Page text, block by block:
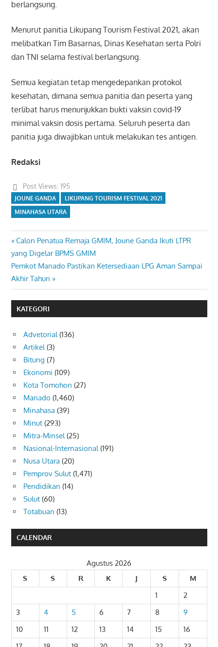
berlangsung.
Menurut panitia Likupang Tourism Festival 2021, akan
melibatkan Tim Basarnas, Dinas Kesehatan serta Polri
dan TNI selama festival berlangsung.
Semua kegiatan tetap mengedepankan protokol
kesehatan, dimana semua panitia dan peserta yang
terlibat harus menunjukkan bukti vaksin covid-19
minimal vaksin dosis pertama. Seluruh peserta dan
panitia juga diwajibkan untuk melakukan tes antigen.
Redaksi
Post Views: 195
JOUNE GANDA
LIKUPANG TOURISM FESTIVAL 2021
MINAHASA UTARA
Navigasi
pos
Previous
Post:
Calon Penatua Remaja GMIM, Joune Ganda Ikuti LTPR
yang Digelar BPMS GMIM
Next
Post:
Pemkot Manado Pastikan Ketersediaan LPG Aman Sampai
Akhir Tahun
KATEGORI
Advetorial(136)
Artikel(3)
Bitung (7)
Ekonomi (109)
Kota Tomohon (27)
Manado (1,460)
Minahasa (39)
Minut (293)
Mitra-Minsel(25)
Nasional-Internasional(191)
Nusa Utara (20)
Pemprov Sulut (1,471)
Pendidikan (14)
Sulut (60)
Totabuan (13)
CALENDAR
Agustus 2026
S
S R K J S
M
1
2
3
4 5 6 7 8
9
10
11 12 13 14 15
16